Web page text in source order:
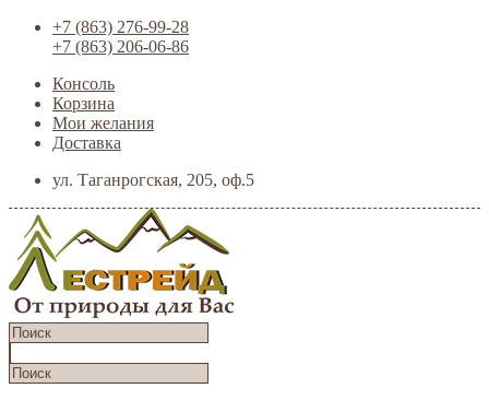
+7 (863) 276-99-28
+7 (863) 206-06-86
Консоль
Корзина
Мои желания
Доставка
ул. Таганрогская, 205, оф.5